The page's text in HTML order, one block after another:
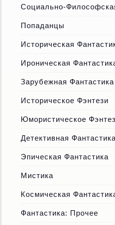
Социально-
Попаданцы
Историческая
Ироническая
Зарубежная Фантастика
Историческое Фэнтези
Юмористическое
Детективная Фантастика
Эпическая Фантастика
Мистика
Космическая
Фантастика: Прочее